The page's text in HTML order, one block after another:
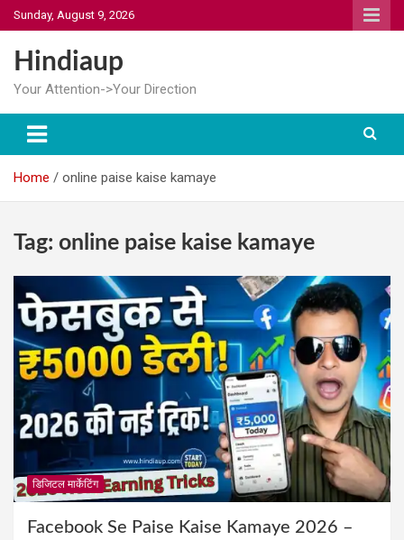
Skip
to
content
Sunday, August 9, 2026
Hindiaup
Your Attention->Your Direction
Home online paise kaise kamaye
Tag: online paise kaise kamaye
डिजिटल मार्केटिंग
Facebook Se Paise Kaise Kamaye 2026 –